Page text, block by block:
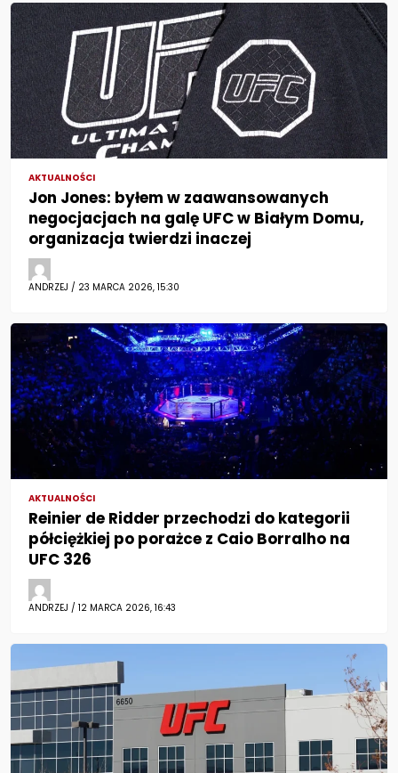
AKTUALNOŚCI
Jon Jones: byłem w zaawansowanych
negocjacjach na galę UFC w Białym Domu,
organizacja twierdzi inaczej
ANDRZEJ / 23 MARCA 2026, 15:30
AKTUALNOŚCI
Reinier de Ridder przechodzi do kategorii
półciężkiej po porażce z Caio Borralho na
UFC 326
ANDRZEJ / 12 MARCA 2026, 16:43